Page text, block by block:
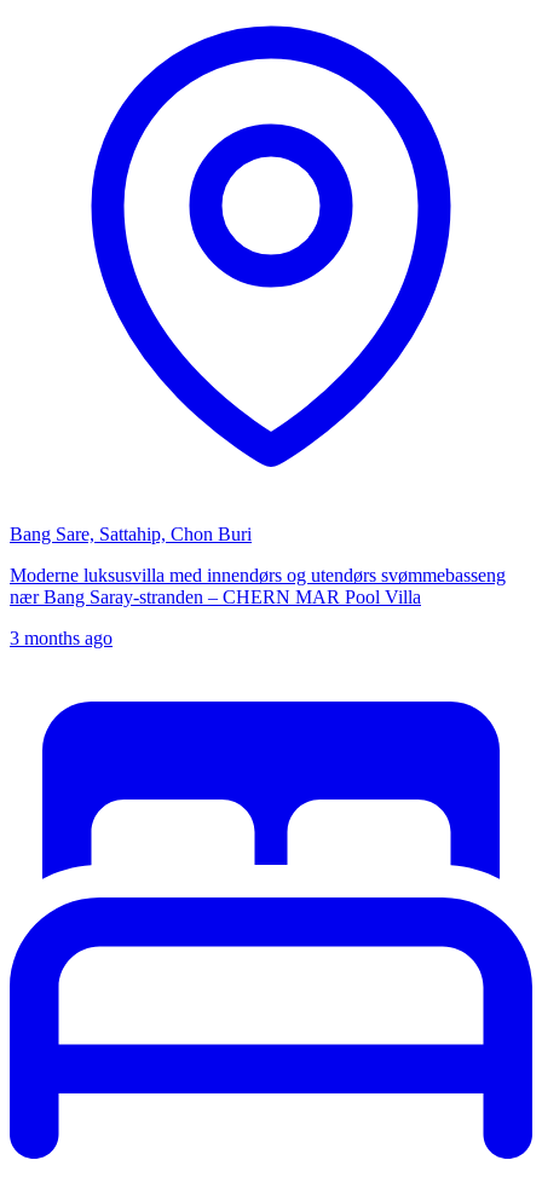
Bang Sare, Sattahip, Chon Buri
Moderne luksusvilla med innendørs og utendørs svømmebasseng
nær Bang Saray-stranden – CHERN MAR Pool Villa
3 months ago